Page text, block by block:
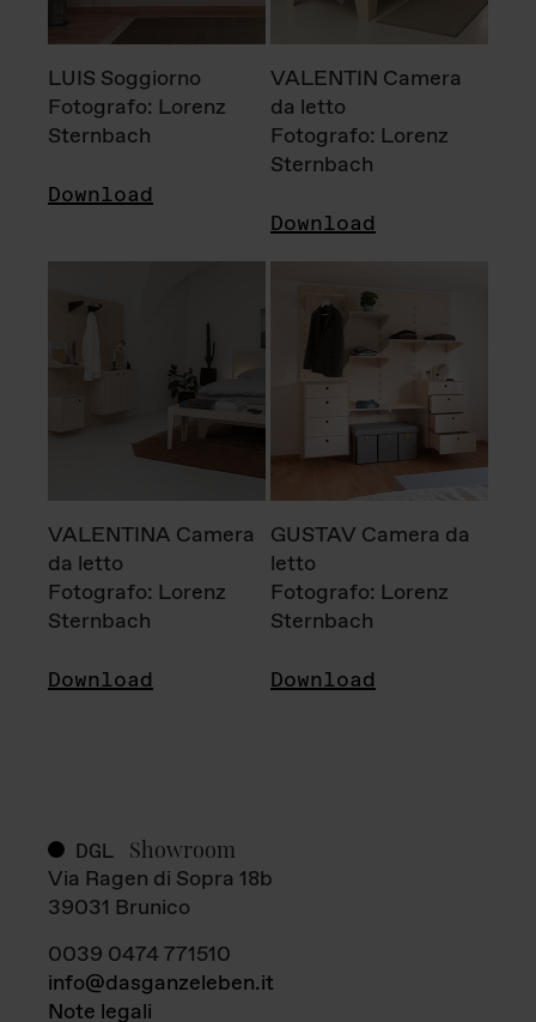
LUIS Soggiorno
Fotografo: Lorenz
Sternbach
Download
VALENTIN Camera
da letto
Fotografo: Lorenz
Sternbach
Download
VALENTINA Camera
da letto
Fotografo: Lorenz
Sternbach
Download
GUSTAV Camera da
letto
Fotografo: Lorenz
Sternbach
Download
DGL Showroom
Via Ragen di Sopra 18b
39031 Brunico
0039 0474 771510
info@dasganzeleben.it
Note legali